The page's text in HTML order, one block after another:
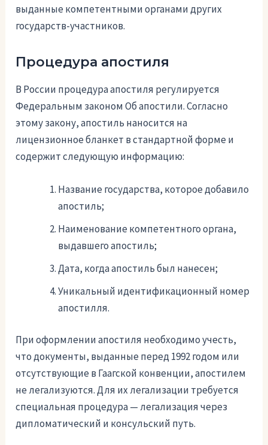
выданные компетентными органами других
государств-участников.
Процедура апостиля
В России процедура апостиля регулируется
Федеральным законом Об апостили. Согласно
этому закону, апостиль наносится на
лицензионное бланкет в стандартной форме и
содержит следующую информацию:
Название государства, которое добавило
апостиль;
Наименование компетентного органа,
выдавшего апостиль;
Дата, когда апостиль был нанесен;
Уникальный идентификационный номер
апостилля.
При оформлении апостиля необходимо учесть,
что документы, выданные перед 1992 годом или
отсутствующие в Гаагской конвенции, апостилем
не легализуются. Для их легализации требуется
специальная процедура — легализация через
дипломатический и консульский путь.